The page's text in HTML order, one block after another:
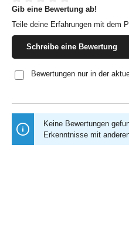
Durchschnittliche Bewertung von 0
Gib eine Bewertung ab!
Teile deine Erfahrungen mit dem
Schreibe eine Bewertung
Bewertungen nur in der
Keine Bewertungen
Erkenntnisse mit